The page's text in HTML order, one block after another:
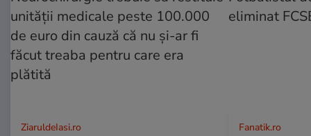
ZiaruldeIasi.ro Fanatik.ro